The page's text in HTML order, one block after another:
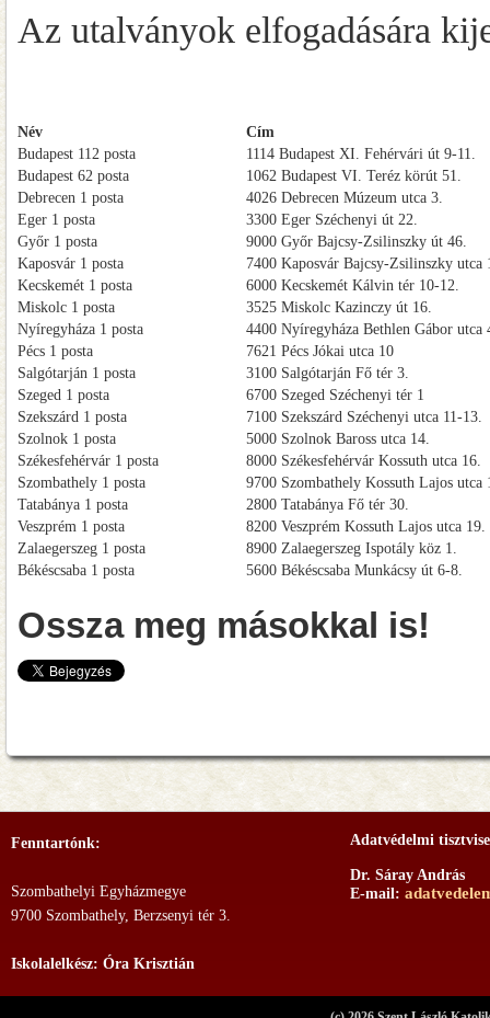
Az utalványok elfogadására
Név
Cím
Budapest 112 posta
1114 Budapest XI. Fehérvári út 9-11.
Budapest 62 posta
1062 Budapest VI. Teréz körút 51.
Debrecen 1 posta
4026 Debrecen Múzeum utca 3.
Eger 1 posta
3300 Eger Széchenyi út 22.
Győr 1 posta
9000 Győr Bajcsy-Zsilinszky út 46.
Kaposvár 1 posta
7400 Kaposvár Bajcsy-Zsilinszky utca
Kecskemét 1 posta
6000 Kecskemét Kálvin tér 10-12.
Miskolc 1 posta
3525 Miskolc Kazinczy út 16.
Nyíregyháza 1 posta
4400 Nyíregyháza Bethlen Gábor utca
Pécs 1 posta
7621 Pécs Jókai utca 10
Salgótarján 1 posta
3100 Salgótarján Fő tér 3.
Szeged 1 posta
6700 Szeged Széchenyi tér 1
Szekszárd 1 posta
7100 Szekszárd Széchenyi utca 11-13.
Szolnok 1 posta
5000 Szolnok Baross utca 14.
Székesfehérvár 1 posta
8000 Székesfehérvár Kossuth utca 16.
Szombathely 1 posta
9700 Szombathely Kossuth Lajos utca
Tatabánya 1 posta
2800 Tatabánya Fő tér 30.
Veszprém 1 posta
8200 Veszprém Kossuth Lajos utca 19.
Zalaegerszeg 1 posta
8900 Zalaegerszeg Ispotály köz 1.
Békéscsaba 1 posta
5600 Békéscsaba Munkácsy út 6-8.
Ossza meg másokkal is!
Fenntartónk:
Szombathelyi Egyházmegye
9700 Szombathely, Berzsenyi tér 3.
Iskolalelkész: Óra Krisztián
Adatvédelmi
Dr. Sáray András
E-mail: